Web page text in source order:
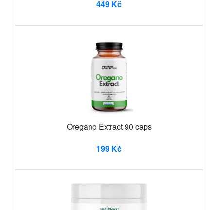
449 Kč
Oregano Extract 90 caps
199 Kč